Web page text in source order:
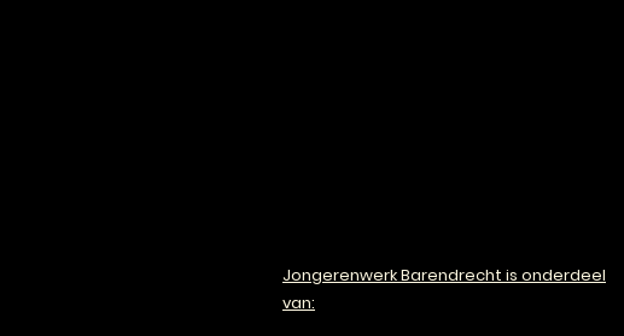
Jongerenwerk Barendrecht is onderdeel
van: